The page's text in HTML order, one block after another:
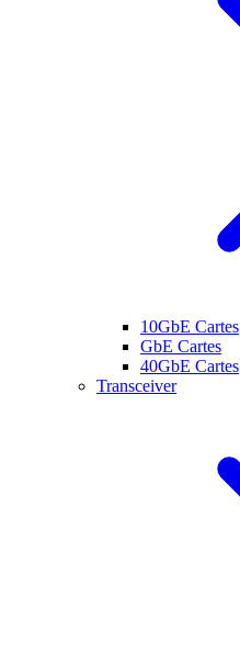
10GbE Cartes
GbE Cartes
40GbE Cartes
Transceiver